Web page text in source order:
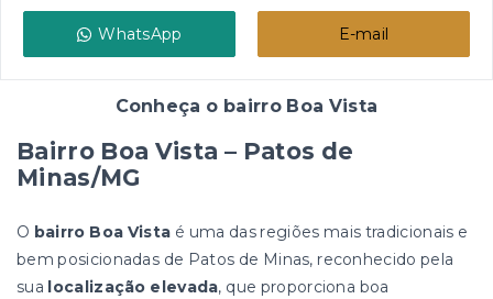
WhatsApp E-mail
Conheça o bairro Boa Vista
Bairro Boa Vista – Patos de
Minas/MG
O bairro Boa Vista é uma das regiões mais tradicionais e
bem posicionadas de Patos de Minas, reconhecido pela
sua localização elevada, que proporciona boa